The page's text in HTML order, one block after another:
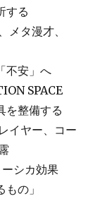
する
メタ漫才、
不安」へ
SPACE
を整備する
イヤー、コー
ーシカ効果
の」